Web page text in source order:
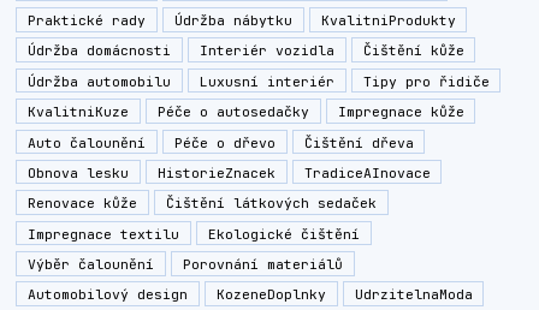
Praktické rady
Údržba nábytku
KvalitniProdukty
Údržba domácnosti
Interiér vozidla
Čištění kůže
Údržba automobilu
Luxusní interiér
Tipy pro řidiče
KvalitniKuze
Péče o autosedačky
Impregnace kůže
Auto čalounění
Péče o dřevo
Čištění dřeva
Obnova lesku
HistorieZnacek
TradiceAInovace
Renovace kůže
Čištění látkových sedaček
Impregnace textilu
Ekologické čištění
Výběr čalounění
Porovnání materiálů
Automobilový design
KozeneDoplnky
UdrzitelnaModa